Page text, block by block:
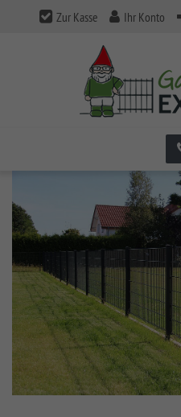
Zur Kasse Ihr Konto